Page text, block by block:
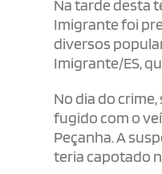
Na tarde desta
Imigrante foi
diversos
Imigrante/ES,
No dia do
fugido com o
Peçanha. A
teria capotado